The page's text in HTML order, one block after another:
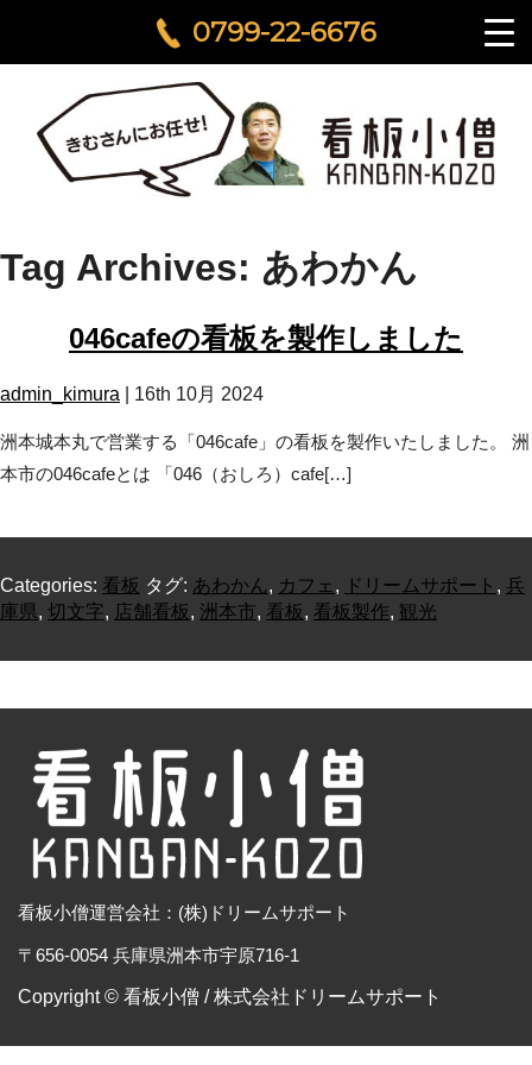
0799-22-6676
Tag Archives: あわかん
046cafeの看板を製作しました
admin_kimura 16th 10月 2024
洲本城本丸で営業する「046cafe」の看板を製作いたしました。 洲
本市の046cafeとは 「046（おしろ）cafe[…]
Categories: 看板 タグ: あわかん, カフェ , ドリームサポート , 兵
庫県, 切文字, 店舗看板, 洲本市, 看板, 看板製作, 観光
看板小僧運営会社：(株)ドリームサポート
〒656-0054 兵庫県洲本市宇原716-1
Copyright © 看板小僧 / 株式会社ドリームサポート